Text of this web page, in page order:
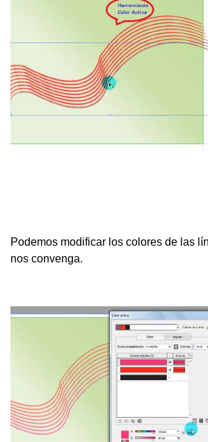
Podemos modificar los colores de las
nos convenga.